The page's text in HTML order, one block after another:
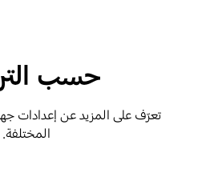
حسب
المختلفة.